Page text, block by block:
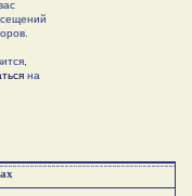
на